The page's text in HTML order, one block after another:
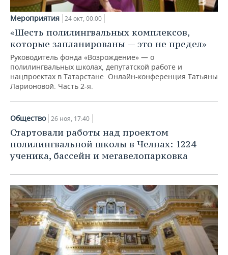
Мероприятия 24 окт, 00:00
«Шесть полилингвальных комплексов,
которые запланированы — это не предел»
Руководитель фонда «Возрождение» — о
полилингвальных школах, депутатской работе и
нацпроектах в Татарстане. Онлайн-конференция Татьяны
Ларионовой. Часть 2-я.
Общество 26 ноя, 17:40
Стартовали работы над проектом
полилингвальной школы в Челнах: 1224
ученика, бассейн и мегавелопарковка